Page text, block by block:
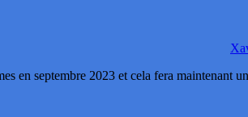
en septembre 2023 et cela fera maintenant